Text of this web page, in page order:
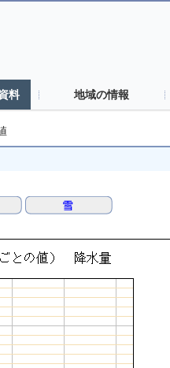
料 地域の情報